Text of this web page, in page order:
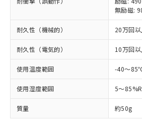
無励磁:
耐久性（機械的） 20万回
耐久性（電気的） 10万回
使用温度範囲 -40～
使用湿度範囲 5～
質量 約50g
覧された時点での実際の
準価格とは異なる場合が
了承ください。
正式な納期状況および
様のお取引先、またはお
ムロン制御機器販売店
ご相談ください。
オムロン制御機器販売
販売ネットワーク
在庫状況および標準価格
ミウム(Cd) 100ppm以下、
六価クロム(Cr(Ⅵ)) 1000ppm以下、ポ
類(PBB) 1000ppm以下、ポリ臭化ジ
(PBDE) 1000ppm以下、フタル酸ビス
ル) (DEHP)(別名：DOP) 1000ppm以
（DBP） 1000ppm以下、フタル酸ジ
但し、RoHS指令で産業用監視および制
適用除外項目は除く。
フタル酸エステル類の４物質について
図的な使用がないことを確認しています
※2 対応予定月
Pb(鉛) :1000ppm、 Hg(水銀) :
Cr(Ⅵ)(六価クロム) : 1000ppm、
ニル類) : 1000ppm、 PBDEs(ポリ臭化
イソブチル) : 1000ppm、 BBP(フタル
DEHP(フタル酸ビス(2-エチルヘキシル
※2 環境保護使用期限
「ｅ」：有害物質（10物質）
国政府の輸出許可(または
可)を取得するなどの必
当社は規制貨物を破棄す
全に破砕するなど、違
いよう必要な手段を講じ
当社は貴社製品を、核
ル、化学兵器、生物兵
武器並びにこれらの製造
使用いたしません。
当社は、貴社製品を第三
場合は、上記1、2およ
号
○ 一定数以上の在庫あ
△ 一定数には満たない
在庫なし(最新の在
いては、お客様のお
たはお客様担当の
機器販売店・当社販
認ください)